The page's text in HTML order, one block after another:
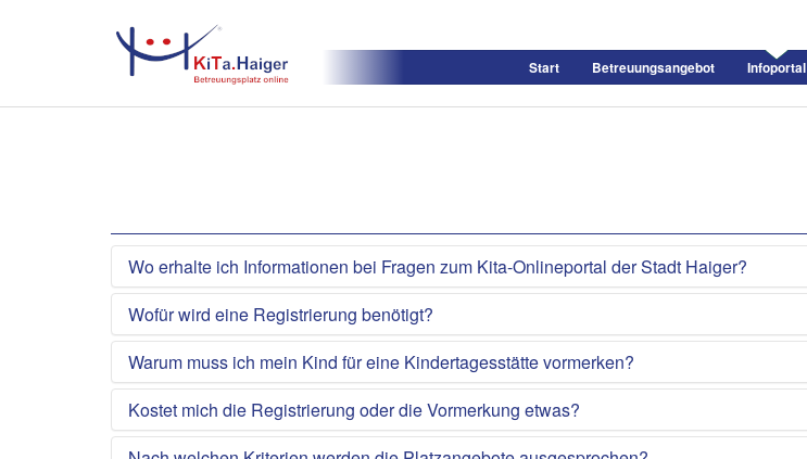
Start Betreuungsangebot Infoportal
Wo erhalte ich Informationen bei Fragen zum Kita-Onlineportal der Stadt Haiger?
Wofür wird eine Registrierung benötigt?
Warum muss ich mein Kind für eine Kindertagesstätte vormerken?
Kostet mich die Registrierung oder die Vormerkung etwas?